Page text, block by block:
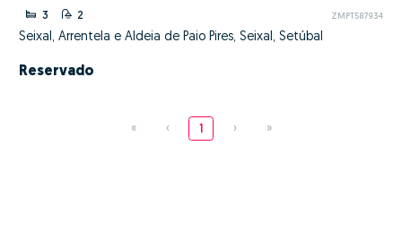
3 2 ZMPT587934
Seixal, Arrentela e Aldeia de Paio Pires, Seixal, Setúbal
Reservado
« ‹ 1 › »